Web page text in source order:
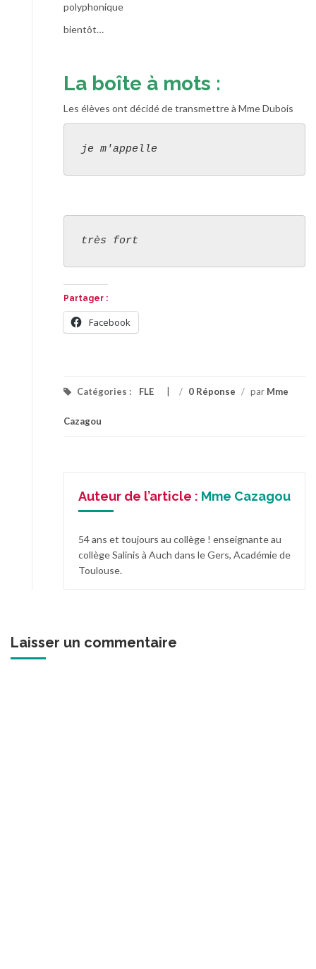
polyphonique
bientôt…
La boîte à mots :
Les élèves ont décidé de transmettre à Mme Dubois
je m'appelle
très fort
Partager :
Facebook
Catégories : FLE / 0 Réponse / par Mme
Cazagou
Auteur de l’article : Mme Cazagou
54 ans et toujours au collège ! enseignante au
collège Salinis à Auch dans le Gers, Académie de
Toulouse.
Laisser un commentaire